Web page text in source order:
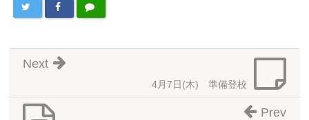
4月7日(木) 準備登校
Next
Prev